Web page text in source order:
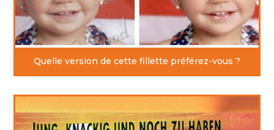
Quelle version de cette fillette préférez-vous ?